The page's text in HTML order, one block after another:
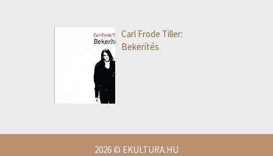
Carl Frode Tiller:
Bekerítés
2026© EKULTURA.HU